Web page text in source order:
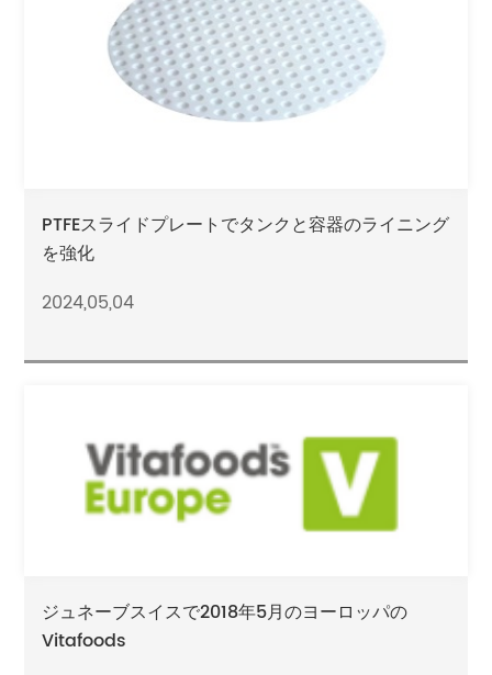
PTFEスライドプレートでタンクと容器のライニング
を強化
2024,05,04
ジュネーブスイスで2018年5月のヨーロッパの
Vitafoods